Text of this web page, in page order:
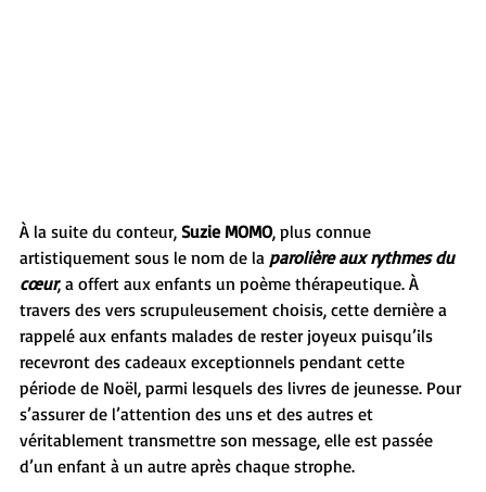
À la suite du conteur, Suzie MOMO, plus connue
artistiquement sous le nom de la parolière aux rythmes du
cœur, a offert aux enfants un poème thérapeutique. À
travers des vers scrupuleusement choisis, cette dernière a
rappelé aux enfants malades de rester joyeux puisqu’ils
recevront des cadeaux exceptionnels pendant cette
période de Noël, parmi lesquels des livres de jeunesse. Pour
s’assurer de l’attention des uns et des autres et
véritablement transmettre son message, elle est passée
d’un enfant à un autre après chaque strophe.